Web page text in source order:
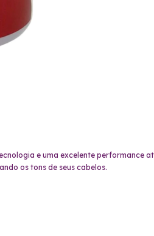
e uma excelente performance
os tons de seus cabelos.